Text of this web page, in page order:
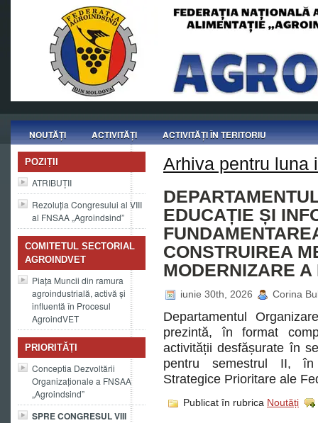
NOUTĂȚI ACTIVITĂȚI ACTIVITĂȚI ÎN TERITORIU
POZIȚII
ATRIBUȚII
Rezoluția Congresului al VIII
al FNSAA „Agroindsind”
COMITETUL SECTORIAL
AGROINDVET
Piața Muncii din ramura
agroindustrială, activă și
influentă în Procesul
AgroindVET
PRIORITĂȚI
Conceptia Dezvoltării
Organizaționale a FNSAA
„Agroindsind”
SPRE CONGRESUL VIII
Arhiva pentru luna
EDUCAȚIE ȘI
CONSTRUIREA
MODERNIZARE A
iunie 30th, 2026 Corina
Departamentul
prezintă, în format
activității desfășurate în
pentru semestrul II, în
Strategice Prioritare ale
Publicat în rubrica Noutăți